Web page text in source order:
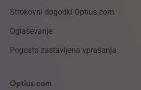
Strokovni dogodki Optius.com
Oglaševanje
Pogosto zastavljena vprašanja
Optius.com